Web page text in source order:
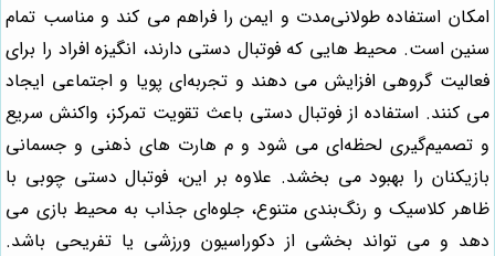
امکان استفاده طولانی‌مدت و ایمن را فراهم می کند و مناسب تمام
سنین است. محیط‌ هایی که فوتبال دستی دارند، انگیزه افراد را برای
فعالیت گروهی افزایش می دهند و تجربه‌ای پویا و اجتماعی ایجاد
می کنند. استفاده از فوتبال دستی باعث تقویت تمرکز، واکنش سریع
و تصمیم‌گیری لحظه‌ای می شود و م هارت‌ های ذهنی و جسمانی
بازیکنان را بهبود می بخشد. علاوه بر این، فوتبال دستی چوبی با
ظاهر کلاسیک و رنگ‌بندی متنوع، جلوه‌ای جذاب به محیط بازی می
دهد و می تواند بخشی از دکوراسیون ورزشی یا تفریحی باشد.